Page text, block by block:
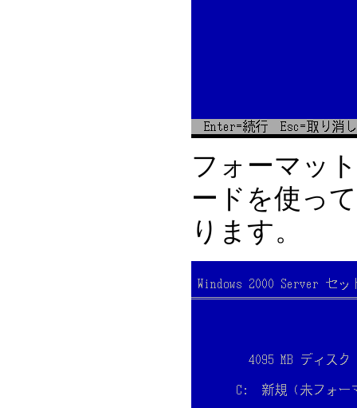
フォーマッ
ードを使っ
ります。